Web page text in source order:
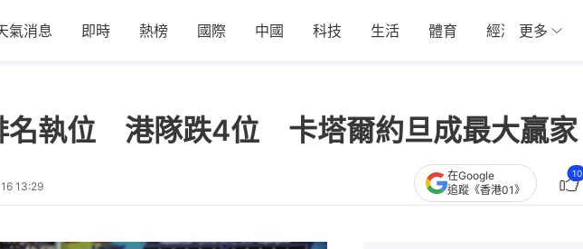
氣消息 即時 熱榜 國際 中國 科技 生活 體育 經濟 01深圳
更多
名執位 港隊跌4位 卡塔爾約旦成最大贏家
13:29
在Google
追蹤《香港01》
10